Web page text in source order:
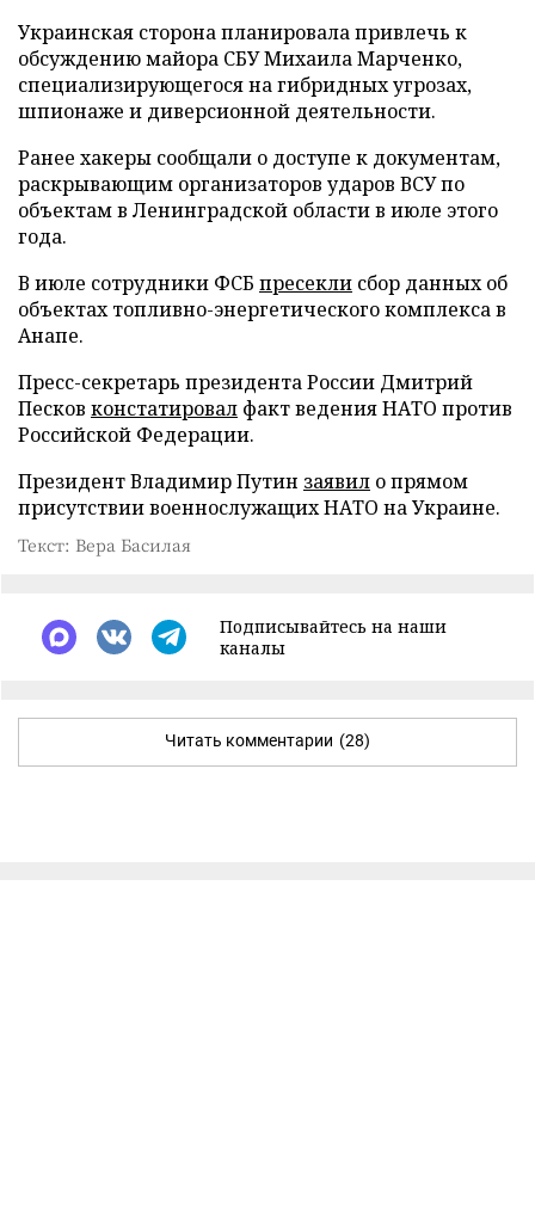
Украинская сторона планировала привлечь к
обсуждению майора СБУ Михаила Марченко,
специализирующегося на гибридных угрозах,
шпионаже и диверсионной деятельности.
Ранее хакеры сообщали о доступе к документам,
раскрывающим организаторов ударов ВСУ по
объектам в Ленинградской области в июле этого
года.
В июле сотрудники ФСБ пресекли сбор данных об
объектах топливно-энергетического комплекса в
Анапе.
Пресс-секретарь президента России Дмитрий
Песков констатировал факт ведения НАТО против
Российской Федерации.
Президент Владимир Путин заявил о прямом
присутствии военнослужащих НАТО на Украине.
Текст: Вера Басилая
Подписывайтесь на наши
каналы
Читать комментарии (28)